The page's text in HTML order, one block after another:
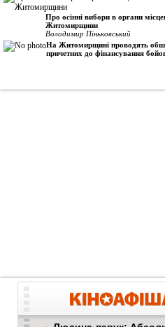
Про осінні вибори в органи
Житомирщини
Володимир Піньковський
На Житомирщині проводять
причетних до фінансування